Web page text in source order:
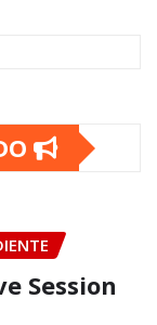
Session